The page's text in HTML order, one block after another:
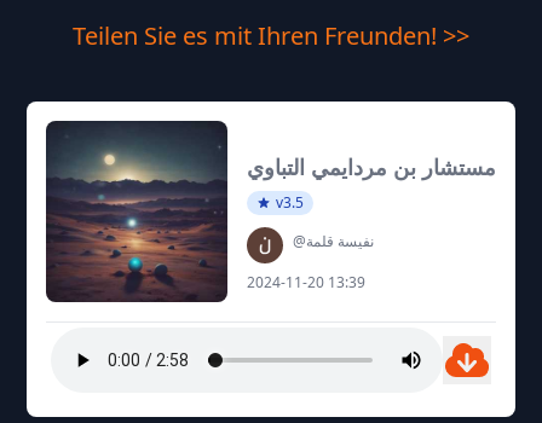
Teilen Sie es mit Ihren Freunden! >>
مستشار بن مردايمي التباوي
v3.5
@نفيسة قلمة
2024-11-20 13:39